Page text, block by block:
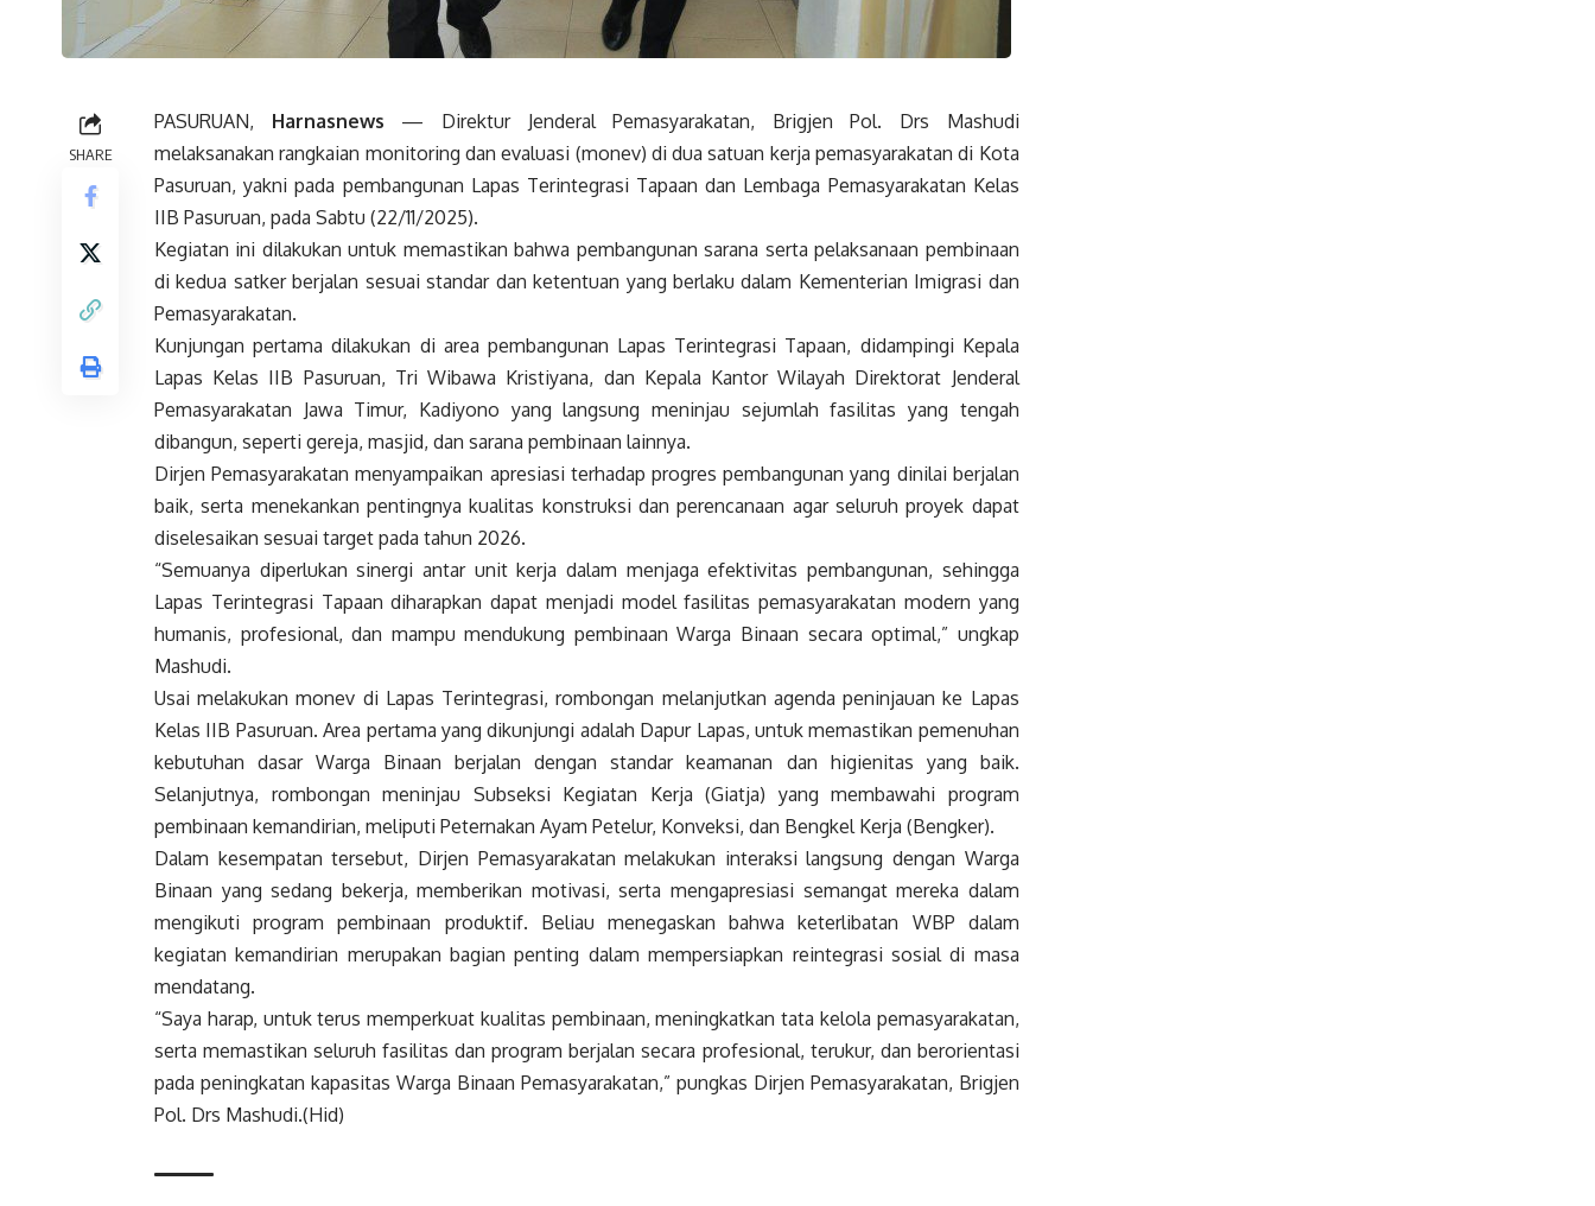
SHARE
PASURUAN, Harnasnews — Direktur Jenderal Pemasyarakatan, Brigjen Pol. Drs Mashudi
melaksanakan rangkaian monitoring dan evaluasi (monev) di dua satuan kerja pemasyarakatan di Kota
Pasuruan, yakni pada pembangunan Lapas Terintegrasi Tapaan dan Lembaga Pemasyarakatan Kelas
IIB Pasuruan, pada Sabtu (22/11/2025).
Kegiatan ini dilakukan untuk memastikan bahwa pembangunan sarana serta pelaksanaan pembinaan
di kedua satker berjalan sesuai standar dan ketentuan yang berlaku dalam Kementerian Imigrasi dan
Pemasyarakatan.
Kunjungan pertama dilakukan di area pembangunan Lapas Terintegrasi Tapaan, didampingi Kepala
Lapas Kelas IIB Pasuruan, Tri Wibawa Kristiyana, dan Kepala Kantor Wilayah Direktorat Jenderal
Pemasyarakatan Jawa Timur, Kadiyono yang langsung meninjau sejumlah fasilitas yang tengah
dibangun, seperti gereja, masjid, dan sarana pembinaan lainnya.
Dirjen Pemasyarakatan menyampaikan apresiasi terhadap progres pembangunan yang dinilai berjalan
baik, serta menekankan pentingnya kualitas konstruksi dan perencanaan agar seluruh proyek dapat
diselesaikan sesuai target pada tahun 2026.
“Semuanya diperlukan sinergi antar unit kerja dalam menjaga efektivitas pembangunan, sehingga
Lapas Terintegrasi Tapaan diharapkan dapat menjadi model fasilitas pemasyarakatan modern yang
humanis, profesional, dan mampu mendukung pembinaan Warga Binaan secara optimal,” ungkap
Mashudi.
Usai melakukan monev di Lapas Terintegrasi, rombongan melanjutkan agenda peninjauan ke Lapas
Kelas IIB Pasuruan. Area pertama yang dikunjungi adalah Dapur Lapas, untuk memastikan pemenuhan
kebutuhan dasar Warga Binaan berjalan dengan standar keamanan dan higienitas yang baik.
Selanjutnya, rombongan meninjau Subseksi Kegiatan Kerja (Giatja) yang membawahi program
pembinaan kemandirian, meliputi Peternakan Ayam Petelur, Konveksi, dan Bengkel Kerja (Bengker).
Dalam kesempatan tersebut, Dirjen Pemasyarakatan melakukan interaksi langsung dengan Warga
Binaan yang sedang bekerja, memberikan motivasi, serta mengapresiasi semangat mereka dalam
mengikuti program pembinaan produktif. Beliau menegaskan bahwa keterlibatan WBP dalam
kegiatan kemandirian merupakan bagian penting dalam mempersiapkan reintegrasi sosial di masa
mendatang.
“Saya harap, untuk terus memperkuat kualitas pembinaan, meningkatkan tata kelola pemasyarakatan,
serta memastikan seluruh fasilitas dan program berjalan secara profesional, terukur, dan berorientasi
pada peningkatan kapasitas Warga Binaan Pemasyarakatan,” pungkas Dirjen Pemasyarakatan, Brigjen
Pol. Drs Mashudi.(Hid)